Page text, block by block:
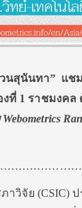
วนสุนันทา” แช
ที่ 1 ราชมงคล
ภาวิจัย (CSIC)